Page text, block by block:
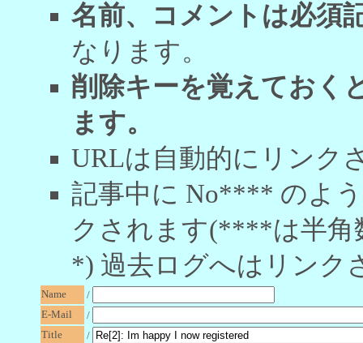
名前、コメントは必須
なります。
削除キーを覚えておく
ます。
URLは自動的にリンク
記事中に No**** のよ
クされます(****は半角
*) 過去ログへはリンク
Name
/
E-Mail
/
Title
/